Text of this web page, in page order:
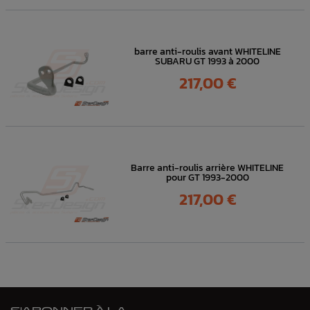
barre anti-roulis avant WHITELINE
SUBARU GT 1993 à 2000
Prix
217,00 €
Barre anti-roulis arrière WHITELINE
pour GT 1993-2000
Prix
217,00 €